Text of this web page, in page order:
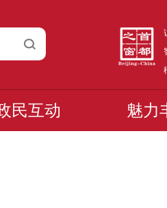
民互动 魅力